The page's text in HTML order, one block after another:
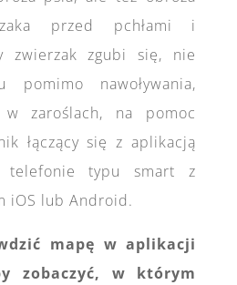
przed pchłami i
zwierzak zgubi się, nie
nawoływania,
w zaroślach, na pomoc
łączący się z aplikacją
telefonie typu smart z
iOS lub Android.
mapę w aplikacji
zobaczyć, w którym